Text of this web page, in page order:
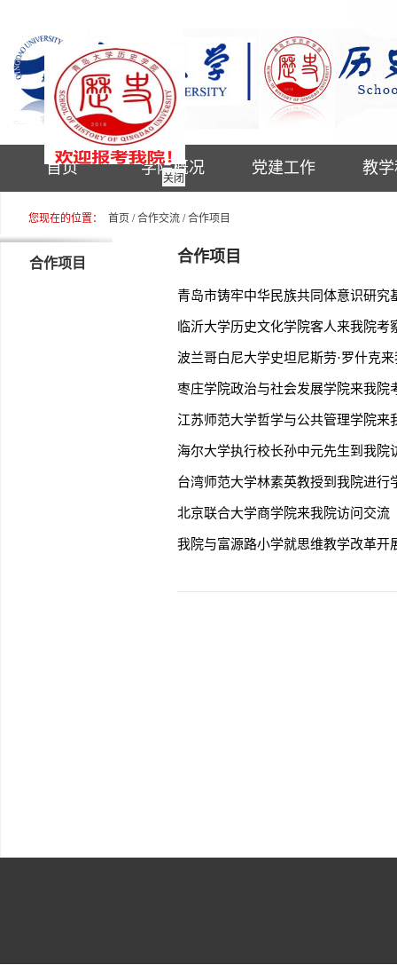
关闭
首页 学院概况 党建工作 教
您现在的位置： 首页 /合作交流 /合作项目
合作项目 合作项目
青岛市铸牢中华民族共同体意识研究
临沂大学历史文化学院客人来我院考
波兰哥白尼大学史坦尼斯劳·罗什克
枣庄学院政治与社会发展学院来我院
江苏师范大学哲学与公共管理学院来
海尔大学执行校长孙中元先生到我院
台湾师范大学林素英教授到我院进行
北京联合大学商学院来我院访问交流
我院与富源路小学就思维教学改革开